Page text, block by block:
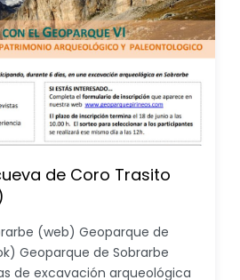
de Coro Trasito
(web) Geoparque de
Geoparque de Sobrarbe
de excavación arqueológica